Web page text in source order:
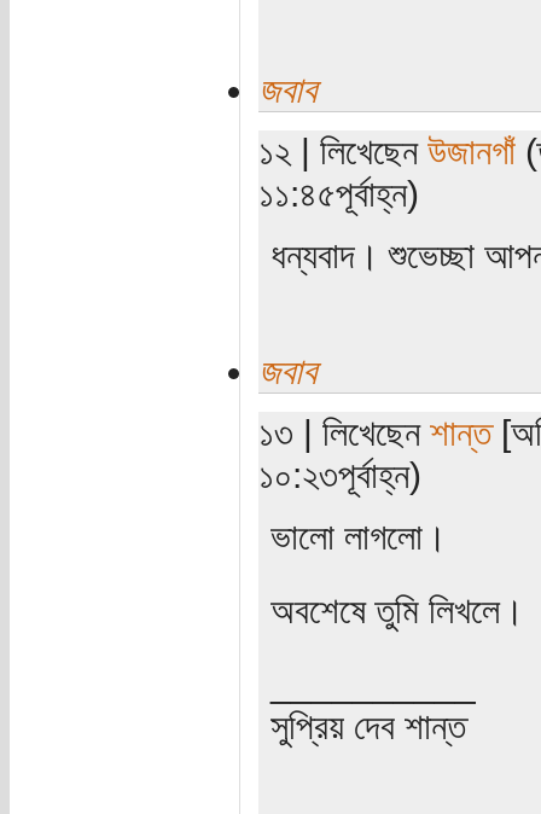
জবাব
১২ | লিখেছেন উজানগাঁ
১১:৪৫পূর্বাহ্ন)
ধন্যবাদ। শুভেচ্ছা
জবাব
১৩ | লিখেছেন শান্ত
১০:২৩পূর্বাহ্ন)
ভালো লাগলো।
অবশেষে তুমি লিখলে।
সুপ্রিয় দেব শান্ত